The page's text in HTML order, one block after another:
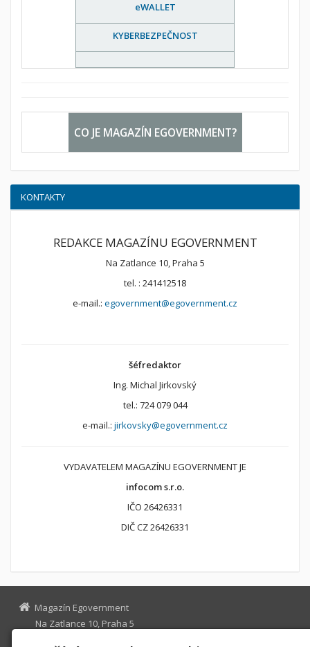
eWALLET
KYBERBEZPEČNOST
CO JE MAGAZÍN EGOVERNMENT?
KONTAKTY
REDAKCE MAGAZÍNU EGOVERNMENT
Na Zatlance 10, Praha 5
tel. : 241412518
e-mail.: egovernment@egovernment.cz
šéfredaktor
Ing. Michal Jirkovský
tel.: 724 079 044
e-mail.: jirkovsky@egovernment.cz
VYDAVATELEM MAGAZÍNU EGOVERNMENT JE
infocom s.r.o.
IČO 26426331
DIČ CZ 26426331
Magazín Egovernment
Na Zatlance 10, Praha 5